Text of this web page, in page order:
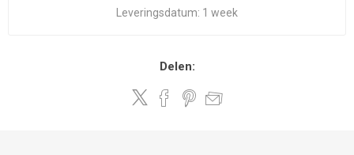
Leveringsdatum: 1 week
Delen: